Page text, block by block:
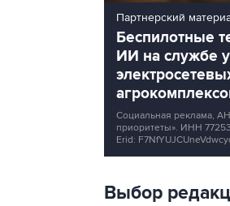
Партнерский
Беспилотные
ИИ на службе у
Социальная реклама,
приоритеты». ИНН
Erid:
Выбор